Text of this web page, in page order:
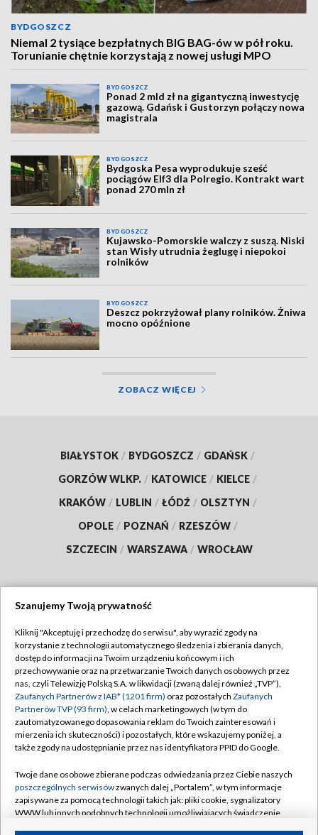
BYDGOSZCZ
Niemal 2 tysiące bezpłatnych BIG BAG-ów w pół roku.
Torunianie chętnie korzystają z nowej usługi MPO
BYDGOSZCZ
Ponad 2 mld zł na gigantyczną inwestycję
gazową. Gdańsk i Gustorzyn połączy nowa
magistrala
BYDGOSZCZ
Bydgoska Pesa wyprodukuje sześć
pociągów Elf3 dla Polregio. Kontrakt wart
ponad 270 mln zł
BYDGOSZCZ
Kujawsko-Pomorskie walczy z suszą. Niski
stan Wisły utrudnia żeglugę i niepokoi
rolników
BYDGOSZCZ
Deszcz pokrzyżował plany rolników. Żniwa
mocno opóźnione
ZOBACZ WIĘCEJ
BIAŁYSTOK / BYDGOSZCZ / GDAŃSK /
GORZÓW WLKP. / KATOWICE / KIELCE /
KRAKÓW / LUBLIN / ŁÓDŹ / OLSZTYN /
OPOLE / POZNAŃ / RZESZÓW /
SZCZECIN / WARSZAWA / WROCŁAW
TVP
Abonament TVP
Emisja w TVP
Centrum informacji TVP
Naziemna Telewizja Cyfrowa
Rada Programowa
System NOS
Informacje o nadawcy
Regulamin TVP
Polityka prywatności
Moje zgody
Pomoc
Kontakt
Szanujemy Twoją prywatność
Kliknij "Akceptuję i przechodzę do serwisu", aby wyrazić zgody na
korzystanie z technologii automatycznego śledzenia i zbierania danych,
dostęp do informacji na Twoim urządzeniu końcowym i ich
przechowywanie oraz na przetwarzanie Twoich danych osobowych przez
nas, czyli Telewizję Polską S.A. w likwidacji (zwaną dalej również „TVP”),
Zaufanych Partnerów z IAB* (1201 firm) oraz pozostałych Zaufanych
Partnerów TVP (93 firm), w celach marketingowych (w tym do
zautomatyzowanego dopasowania reklam do Twoich zainteresowań i
mierzenia ich skuteczności) i pozostałych, które wskazujemy poniżej, a
także zgody na udostępnianie przez nas identyfikatora PPID do Google.
Twoje dane osobowe zbierane podczas odwiedzania przez Ciebie naszych
poszczególnych serwisówzwanych dalej „Portalem”, w tym informacje
zapisywane za pomocą technologii takich jak: pliki cookie, sygnalizatory
WWW lub innych podobnych technologii umożliwiających świadczenie